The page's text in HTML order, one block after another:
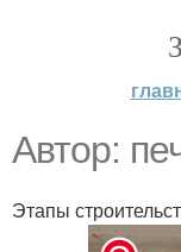
Автор:
Этапы